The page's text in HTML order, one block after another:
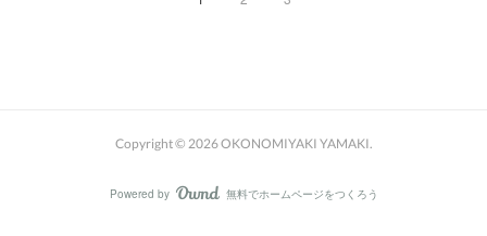
Copyright © 2026OKONOMIYAKI YAMAKI.
Powered by AmebaOwnd
無料でホームページをつくろう